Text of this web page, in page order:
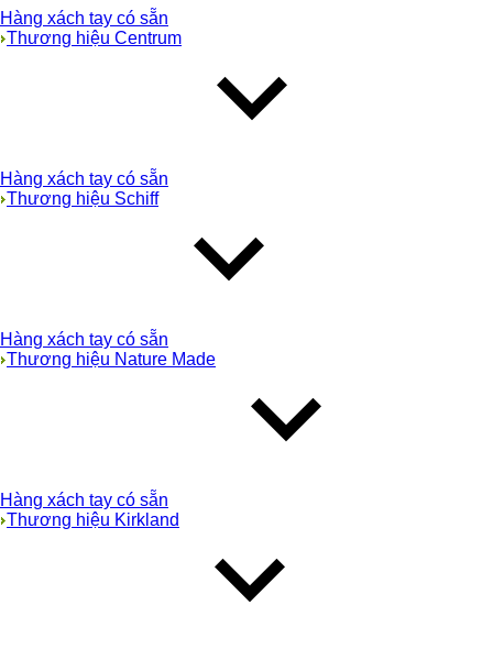
Hàng xách tay có sẵn
Thương hiệu Centrum
Hàng xách tay có sẵn
Thương hiệu Schiff
Hàng xách tay có sẵn
Thương hiệu Nature Made
Hàng xách tay có sẵn
Thương hiệu Kirkland